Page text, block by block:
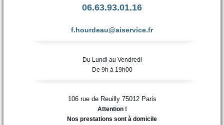
06.63.93.01.16
f.hourdeau@aiservice.fr
Du Lundi au Vendredi
De 9h à 19h00
106 rue de Reuilly 75012 Paris
Attention !
Nos prestations sont à domicile